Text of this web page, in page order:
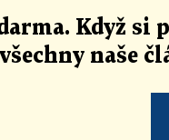
Když si
naše